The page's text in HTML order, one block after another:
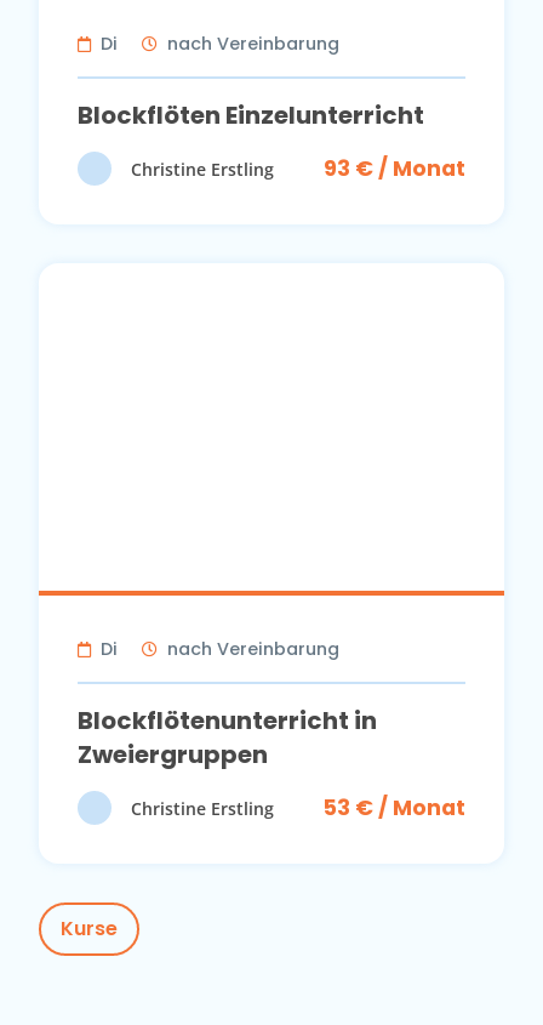
Di nach Vereinbarung
Blockflöten Einzelunterricht
Christine Erstling 93 € / Monat
Di nach Vereinbarung
Blockflötenunterricht in
Zweiergruppen
Christine Erstling 53 € / Monat
Kurse